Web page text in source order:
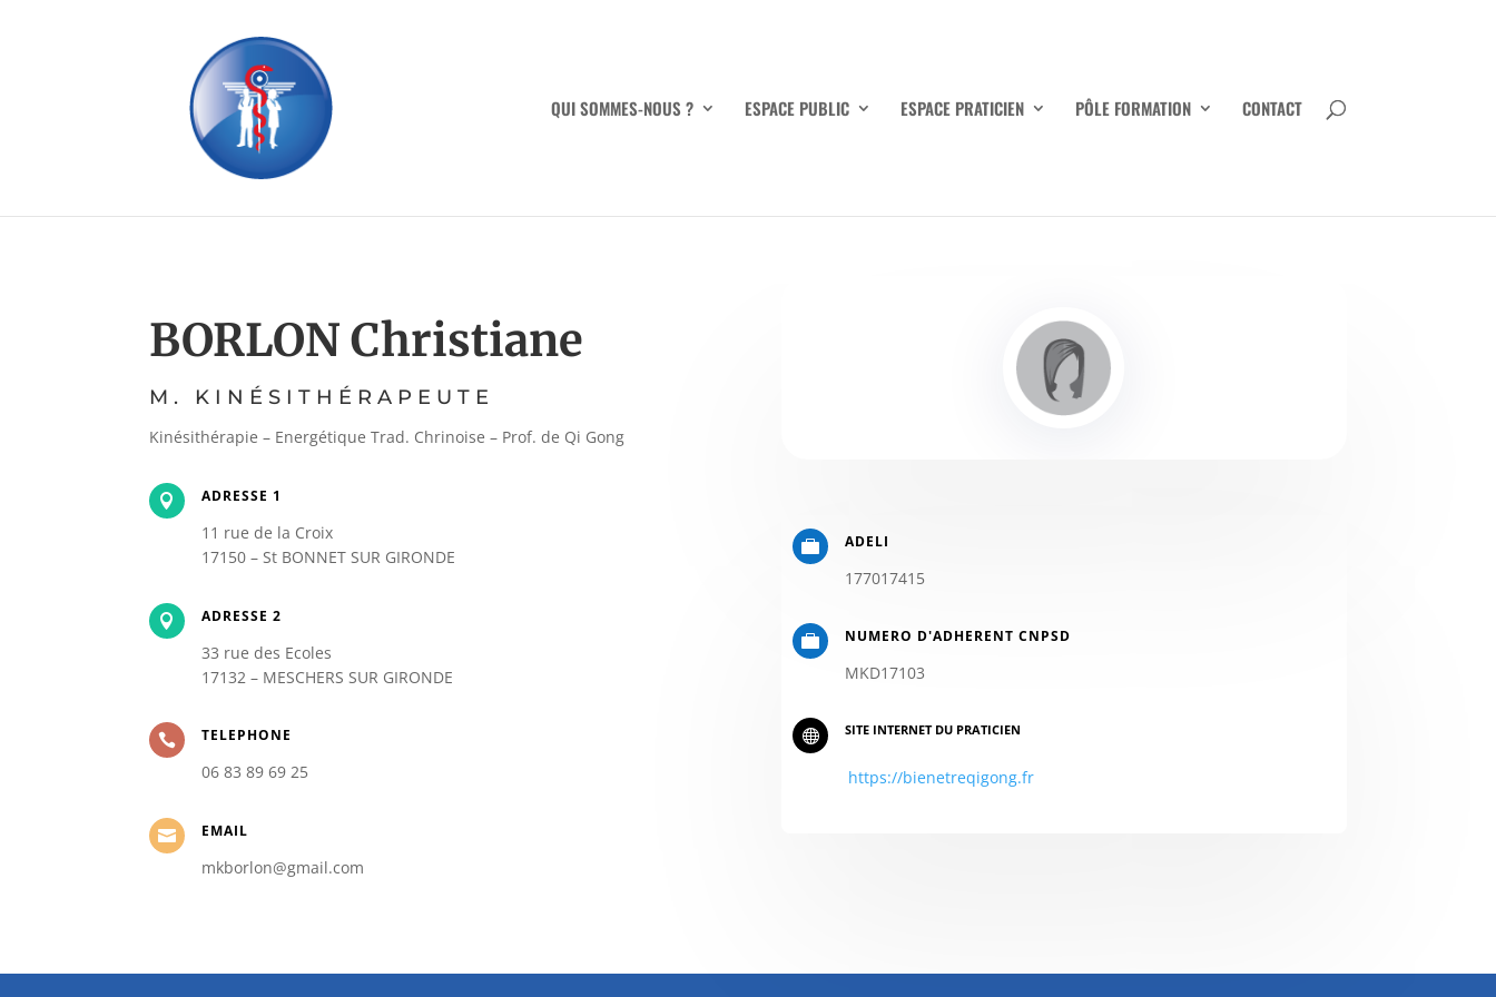
QUI SOMMES-NOUS ? ESPACE PUBLIC ESPACE PRATICIEN PÔLE FORMATION CONTACT
BORLON Christiane
M. KINÉSITHÉRAPEUTE
Kinésithérapie – Energétique Trad. Chrinoise – Prof. de Qi Gong
 ADRESSE 1
11 rue de la Croix
17150 – St BONNET SUR GIRONDE
 ADRESSE 2
33 rue des Ecoles
17132 – MESCHERS SUR GIRONDE
 TELEPHONE
06 83 89 69 25
 EMAIL
mkborlon@gmail.com
 ADELI
177017415
 NUMERO D'ADHERENT CNPSD
MKD17103
 SITE INTERNET DU PRATICIEN
https://bienetreqigong.fr